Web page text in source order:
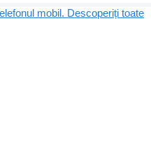
mobil. Descoperiți toate